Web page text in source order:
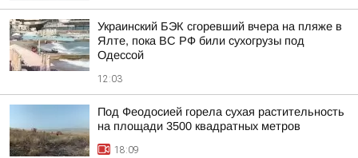
Украинский БЭК сгоревший вчера на пляже в
Ялте, пока ВС РФ били сухогрузы под
Одессой
12:03
Под Феодосией горела сухая растительность
на площади 3500 квадратных метров
18:09